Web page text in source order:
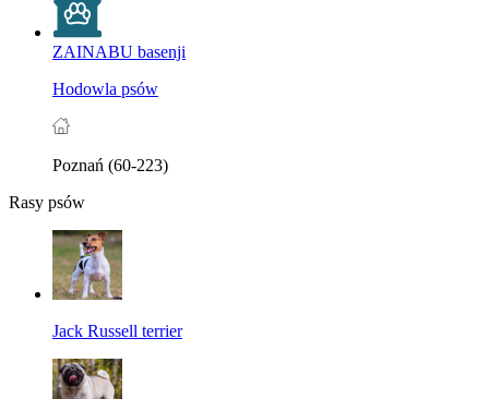
ZAINABU basenji
Hodowla psów
Poznań (60-223)
Rasy psów
Jack Russell terrier